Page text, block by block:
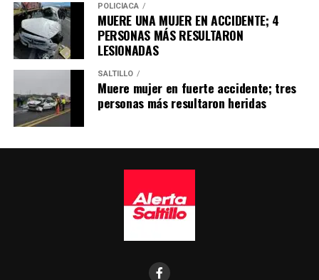
POLICÍACA
MUERE UNA MUJER EN ACCIDENTE; 4
PERSONAS MÁS RESULTARON
LESIONADAS
SALTILLO
Muere mujer en fuerte accidente; tres
personas más resultaron heridas